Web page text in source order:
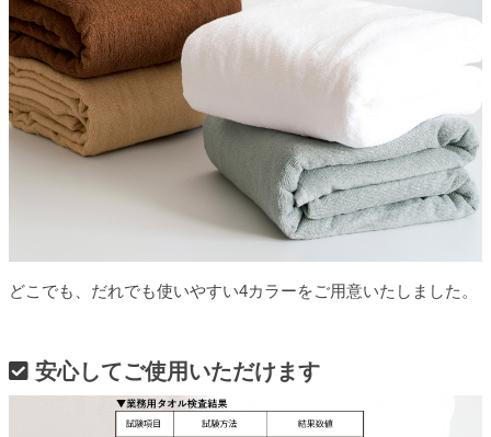
どこでも、だれでも使いやすい4カラーをご用意いたしました。
安心してご使用いただけます